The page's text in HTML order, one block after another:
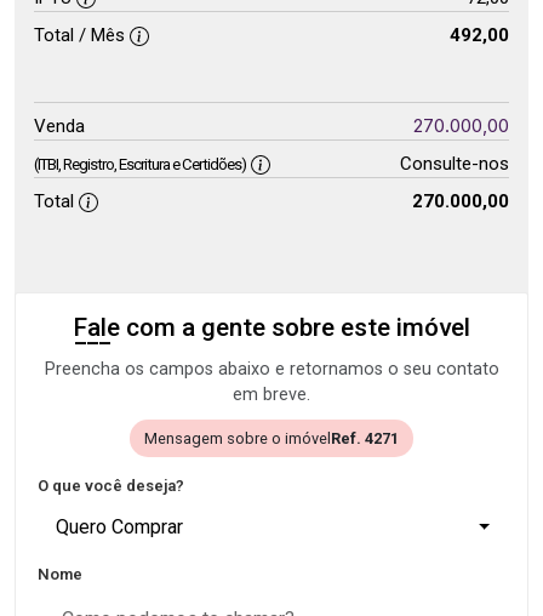
Total / Mês
492,00
Venda 270.000,00
(ITBI, Registro, Escritura e Certidões)
Consulte-nos
Total
270.000,00
Fale com a gente sobre este imóvel
Preencha os campos abaixo e retornamos o seu contato
em breve.
Mensagem sobre o imóvel Ref. 4271
O que você deseja?
Quero Comprar
Nome